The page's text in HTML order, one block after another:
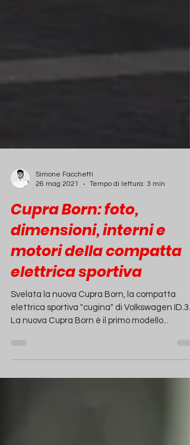
Cupra Born: foto,
dimensioni, interni e
motori della compatta
elettrica sportiva
Svelata la nuova Cupra Born, la compatta
elettrica sportiva "cugina" di Volkswagen ID.3.